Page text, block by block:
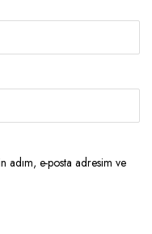
adım, e-posta adresim ve